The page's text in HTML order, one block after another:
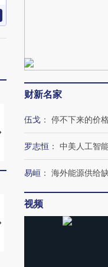
马航飞行员跨国走私7万
粒摇头丸 尿检体内含3种
视线
度Z
【推广】走进第四届链博
财新名家
伍戈 ： 停不下来的价
罗志恒 ： 中美人工智
易峘 ： 海外能源供给
视频